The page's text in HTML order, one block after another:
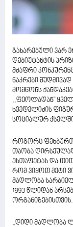
გახარებული ვარ
დებიუტანტის
მძაფრი
ნაკრები მუდმივად
მომწონს
,,ფეოლადან''
ხვედელიძის
სოციალურ ქსელში
როგორც
თაობა
ესთაფეტას და
რომ ვიყოთ მეტი
მადლობა
1993 წლიდან
ორგანიზებისთვის.
„დიდი მადლობა